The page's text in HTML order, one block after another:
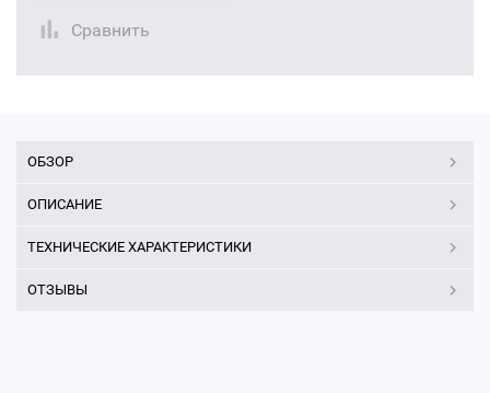
Сравнить
ОБЗОР
ОПИСАНИЕ
ТЕХНИЧЕСКИЕ ХАРАКТЕРИСТИКИ
ОТЗЫВЫ